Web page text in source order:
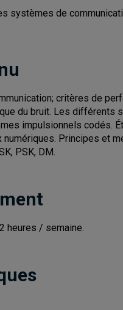
systèmes de
critères de
du bruit. Les différents
impulsionnels codés.
Principes et
PSK, DM.
heures / semaine.